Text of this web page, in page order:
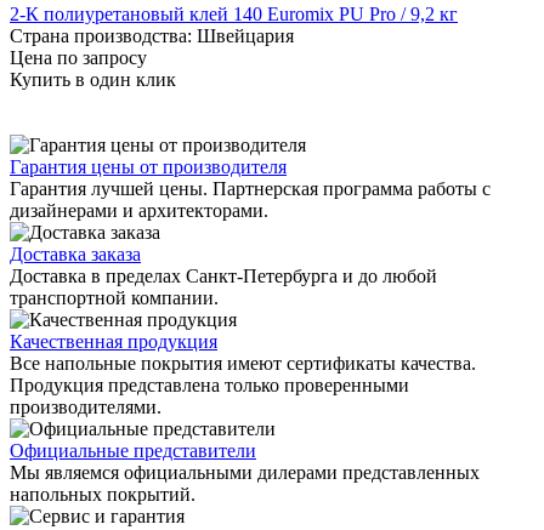
2-К полиуретановый клей 140 Euromix PU Pro / 9,2 кг
Страна производства: Швейцария
Цена по запросу
Купить в один клик
Гарантия цены от производителя
Гарантия лучшей цены. Партнерская программа работы с
дизайнерами и архитекторами.
Доставка заказа
Доставка в пределах Санкт-Петербурга и до любой
транспортной компании.
Качественная продукция
Все напольные покрытия имеют сертификаты качества.
Продукция представлена только проверенными
производителями.
Официальные представители
Мы являемся официальными дилерами представленных
напольных покрытий.